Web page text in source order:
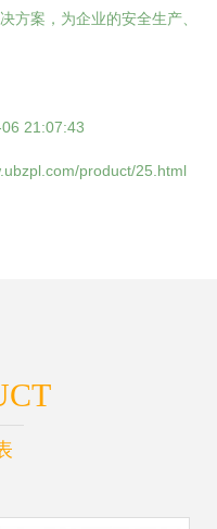
方案，为企业的安全生产、
21:07:43
product/25.html